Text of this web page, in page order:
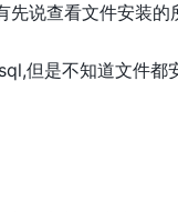
说查看文件安装的
但是不知道文件